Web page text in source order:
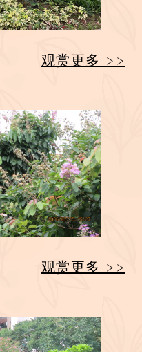
观赏更多 >>
观赏更多 >>